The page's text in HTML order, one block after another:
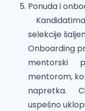
Ponuda i
selekcije
Onboarding
mentorski
mentorom,
napretka.
uspešno